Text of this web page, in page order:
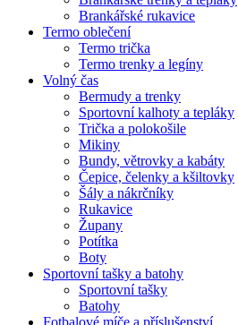
Brankářské rukavice
Termo oblečení
Termo trička
Termo trenky a legíny
Volný čas
Bermudy a trenky
Sportovní kalhoty a tepláky
Trička a polokošile
Mikiny
Bundy, větrovky a kabáty
Čepice, čelenky a kšiltovky
Šály a nákrčníky
Rukavice
Župany
Potítka
Boty
Sportovní tašky a batohy
Sportovní tašky
Batohy
Fotbalové míče a příslušenství